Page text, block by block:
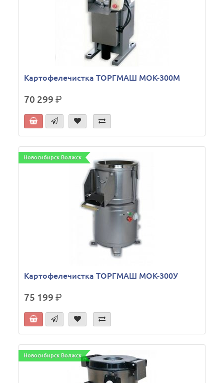
Картофелечистка ТОРГМАШ МОК-300М
70 299р.
Новосибирск Волжск
Картофелечистка ТОРГМАШ МОК-300У
75 199р.
Новосибирск Волжск